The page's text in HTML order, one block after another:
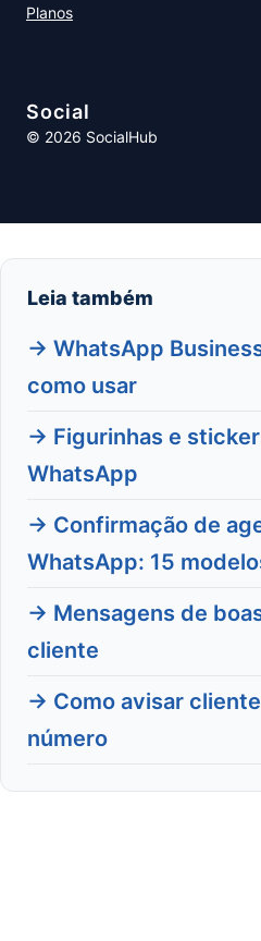
Planos
Social
© 2026 SocialHub
Leia também
→ WhatsApp
como usar
→ Figurinhas e
WhatsApp
→ Confirmação de
WhatsApp: 15
→ Mensagens de
cliente
→ Como avisar
número